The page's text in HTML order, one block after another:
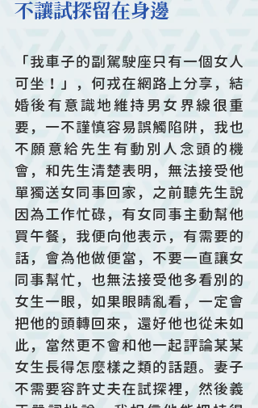
不讓試探留在身邊
「我車子的副駕駛座只有一個女人
可坐！」，何戎在網路上分享，結
婚後有意識地維持男女界線很重
要，一不謹慎容易誤觸陷阱，我也
不願意給先生有動別人念頭的機
會，和先生清楚表明，無法接受他
單獨送女同事回家，之前聽先生說
因為工作忙碌，有女同事主動幫他
買午餐，我便向他表示，有需要的
話，會為他做便當，不要一直讓女
同事幫忙，也無法接受他多看別的
女生一眼，如果眼睛亂看，一定會
把他的頭轉回來，還好他也從未如
此，當然更不會和他一起評論某某
女生長得怎麼樣之類的話題。妻子
不需要容許丈夫在試探裡，然後義